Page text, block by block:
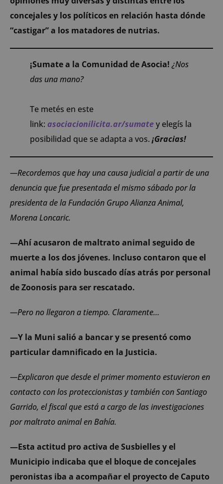
concejales y los políticos en relación hasta dónde
“castigar” a los matadores de nutrias.
¡Sumate a la Comunidad de Asocia! ¿Nos
das una mano?
Te metés en este
link: asociacionilicita.ar/sumatey elegís la
posibilidad que se adapta a vos. ¡Gracias!
—Recordemos que hay una causa judicial a partir de una
denuncia que fue presentada el mismo sábado por la
presidenta de la Fundación Grupo Alianza Animal,
Morena Loncaric.
—Ahí acusaron de maltrato animal seguido de
muerte a los dos jóvenes. Incluso contaron que el
animal había sido buscado días atrás por personal
de Zoonosis para ser rescatado.
—Pero no llegaron a tiempo. Claramente…
—Y la Muni salió a bancar y se presentó como
particular damnificado en la Justicia.
—Explicaron que desde el primer momento estuvieron en
contacto con los proteccionistas y también con Santiago
Garrido, el fiscal que está a cargo de las investigaciones
por maltrato animal en Bahía.
—Esta actitud pro activa de Susbielles y el
Municipio indicaba que el bloque de concejales
peronistas iba a acompañar el proyecto de Caputo